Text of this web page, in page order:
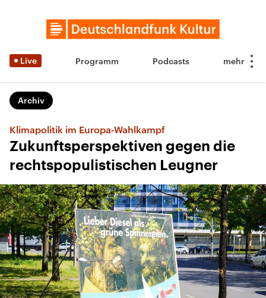
Live Programm Podcasts
Archiv
Klimapolitik im Europa-Wahlkampf
Zukunftsperspektiven gegen die
rechtspopulistischen Leugner